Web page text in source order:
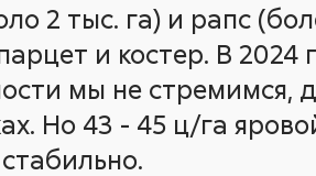
2 тыс. га) и рапс
и костер. В 2024
мы не стремимся,
Но 43 - 45 ц/га